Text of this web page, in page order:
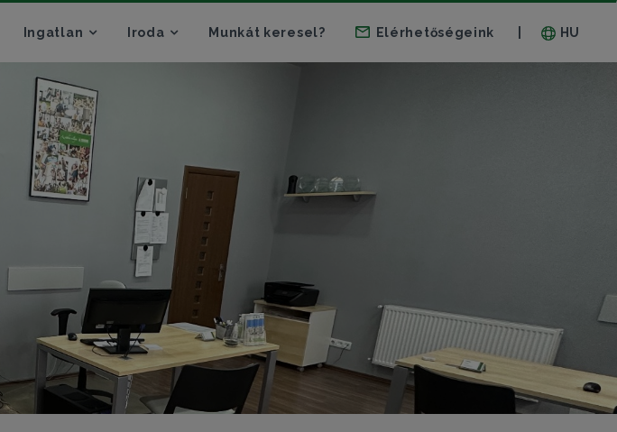
HU
Ingatlan Iroda Munkát keresel? Elérhetőségeink